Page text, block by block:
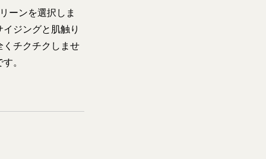
ーンを選択しま
ジングと肌触り
くチクチクしませ
。